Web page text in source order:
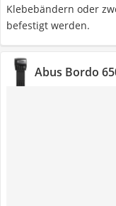
Klebebändern oder
befestigt werden.
Abus Bordo